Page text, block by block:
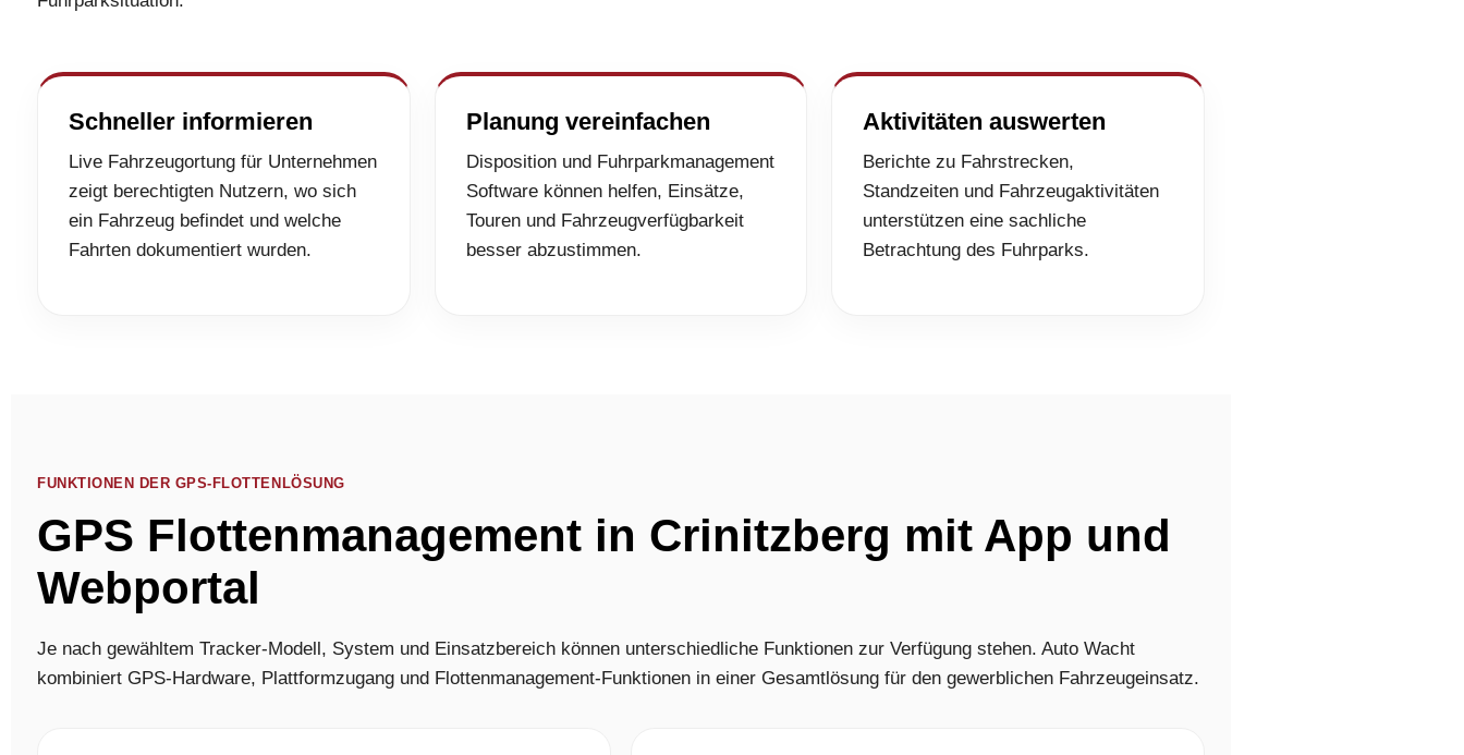
Schneller informieren
Live Fahrzeugortung für Unternehmen
zeigt berechtigten Nutzern, wo sich
ein Fahrzeug befindet und welche
Fahrten dokumentiert wurden.
Planung vereinfachen
Disposition und Fuhrparkmanagement
Software können helfen, Einsätze,
Touren und Fahrzeugverfügbarkeit
besser abzustimmen.
Aktivitäten auswerten
Berichte zu Fahrstrecken,
Standzeiten und Fahrzeugaktivitäten
unterstützen eine sachliche
Betrachtung des Fuhrparks.
FUNKTIONEN DER GPS-FLOTTENLÖSUNG
GPS Flottenmanagement in Crinitzberg mit App und
Webportal
Je nach gewähltem Tracker-Modell, System und Einsatzbereich können unterschiedliche Funktionen zur Verfügung stehen. Auto Wacht
kombiniert GPS-Hardware, Plattformzugang und Flottenmanagement-Funktionen in einer Gesamtlösung für den gewerblichen Fahrzeugeinsatz.